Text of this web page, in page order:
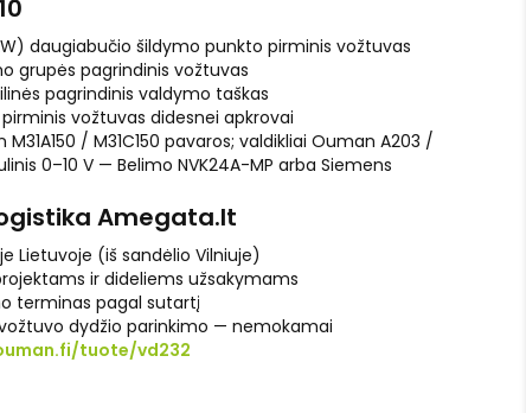
daugiabučio šildymo punkto pirminis vožtuvas
grupės pagrindinis vožtuvas
pagrindinis valdymo taškas
vožtuvas didesnei apkrovai
M31A150 / M31C150 pavaros; valdikliai Ouman A203 /
0–10 V — Belimo NVK24A-MP arba Siemens
Amegata.lt
Lietuvoje (iš sandėlio Vilniuje)
ir dideliems užsakymams
terminas pagal sutartį
dydžio parinkimo — nemokamai
tuote/vd232